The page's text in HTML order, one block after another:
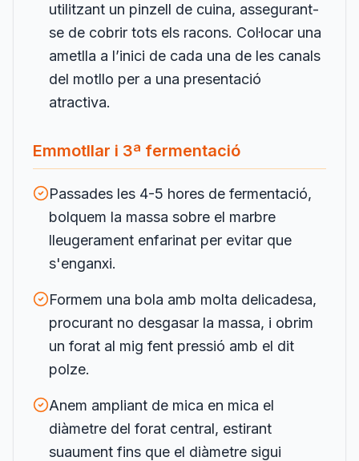
utilitzant un pinzell de cuina, assegurant-
se de cobrir tots els racons. Col·locar una
ametlla a l’inici de cada una de les canals
del motllo per a una presentació
atractiva.
Emmotllar i 3ª fermentació
Passades les 4-5 hores de fermentació,
bolquem la massa sobre el marbre
lleugerament enfarinat per evitar que
s'enganxi.
Formem una bola amb molta delicadesa,
procurant no desgasar la massa, i obrim
un forat al mig fent pressió amb el dit
polze.
Anem ampliant de mica en mica el
diàmetre del forat central, estirant
suaument fins que el diàmetre sigui